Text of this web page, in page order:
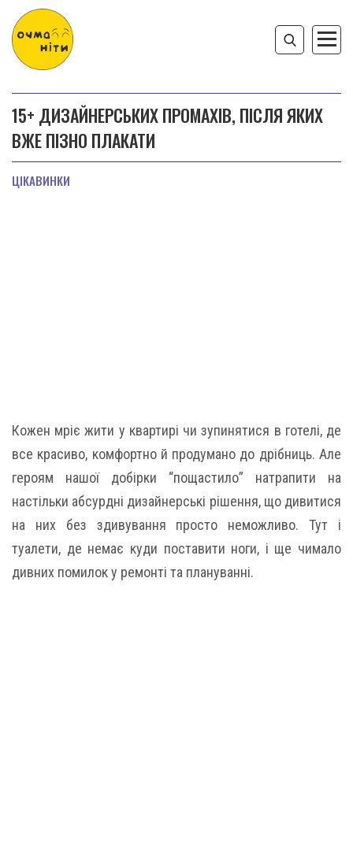
15+ ДИЗАЙНЕРСЬКИХ ПРОМАХІВ, ПІСЛЯ ЯКИХ
ВЖЕ ПІЗНО ПЛАКАТИ
ЦІКАВИНКИ
Кожен мріє жити у квартирі чи зупинятися в готелі, де
все красиво, комфортно й продумано до дрібниць. Але
героям нашої добірки “пощастило” натрапити на
настільки абсурдні дизайнерські рішення, що дивитися
на них без здивування просто неможливо. Тут і
туалети, де немає куди поставити ноги, і ще чимало
дивних помилок у ремонті та плануванні.